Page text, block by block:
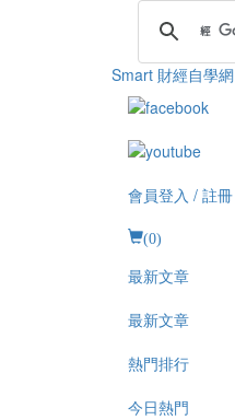
Smart 財經自學網
會員登入 / 註冊
(0)
最新文章
最新文章
熱門排行
今日熱門